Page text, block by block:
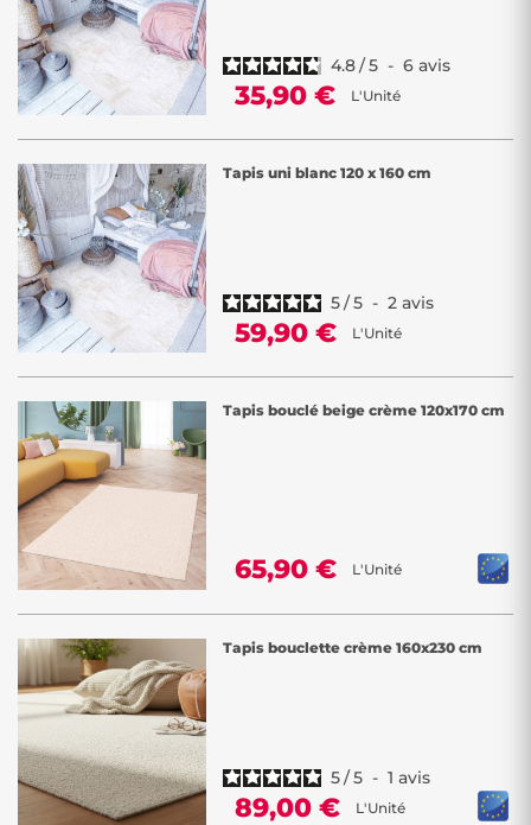
4.8/5 - 6 avis
35,90 € L'Unité
Tapis uni blanc 120 x 160 cm
5/5 - 2 avis
59,90 € L'Unité
Tapis bouclé beige crème 120x170 cm
65,90 € L'Unité
Tapis bouclette crème 160x230 cm
5/5 - 1 avis
89,00 € L'Unité